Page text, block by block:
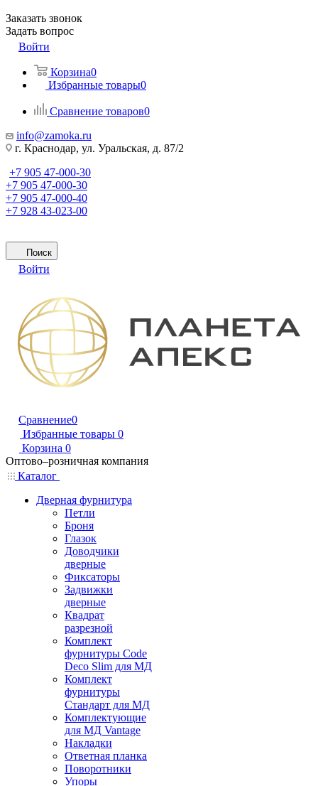
Заказать звонок
Задать вопрос
Войти
Корзина0
Избранные товары0
Сравнение товаров0
info@zamoka.ru
г. Краснодар, ул. Уральская, д. 87/2
+7 905 47-000-30
+7 905 47-000-30
+7 905 47-000-40
+7 928 43-023-00
Поиск
Войти
Сравнение0
Избранные товары 0
Корзина 0
Оптово–розничная компания
Каталог
Дверная фурнитура
Петли
Броня
Глазок
Доводчики
дверные
Фиксаторы
Задвижки
дверные
Квадрат
разрезной
Комплект
фурнитуры Code
Deco Slim для МД
Комплект
фурнитуры
Стандарт для МД
Комплектующие
для МД Vantage
Накладки
Ответная планка
Поворотники
Упоры